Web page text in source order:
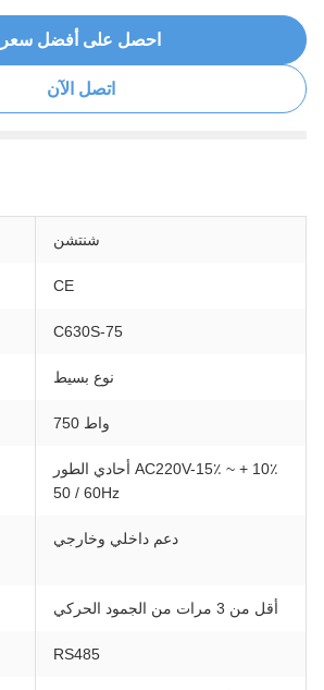
احصل على أفضل سعر
اتصل الآن
شنتشن
CE
C630S-75
نوع بسيط
750 واط
أحادي الطور AC220V-15٪ ~ + 10٪
50 / 60Hz
دعم داخلي وخارجي
أقل من 3 مرات من الجمود الحركي
RS485